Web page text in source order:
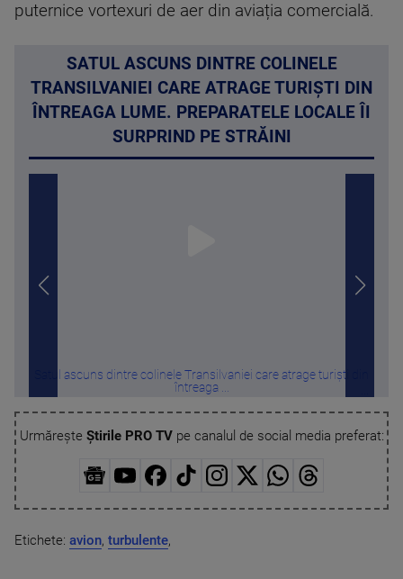
puternice vortexuri de aer din aviația comercială.
SATUL ASCUNS DINTRE COLINELE
TRANSILVANIEI CARE ATRAGE TURIȘTI DIN
ÎNTREAGA LUME. PREPARATELE LOCALE ÎI
SURPRIND PE STRĂINI
Satul ascuns dintre colinele Transilvaniei care atrage turiști din
întreaga ...
Urmărește Știrile PRO TVpe canalul de social media preferat:
Etichete: avion, turbulente,